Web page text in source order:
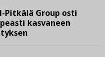
Pitkälä Group osti
kasvaneen